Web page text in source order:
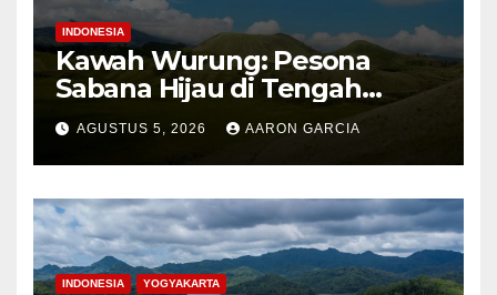
INDONESIA
Kawah Wurung: Pesona
Sabana Hijau di Tengah
Pegunungan Bondowoso
AGUSTUS 5, 2026 AARON GARCIA
INDONESIA YOGYAKARTA